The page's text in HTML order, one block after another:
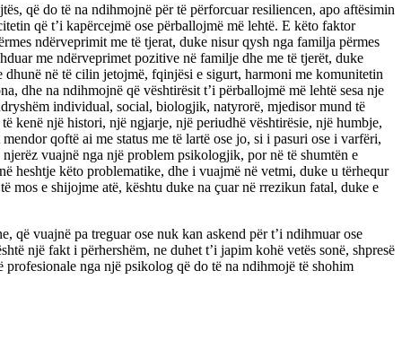
që do të na ndihmojnë për të përforcuar resiliencen, apo aftësimin
që t’i kapërcejmë ose përballojmë më lehtë. E këto faktor
ndërveprimit me të tjerat, duke nisur qysh nga familja përmes
me ndërveprimet pozitive në familje dhe me të tjerët, duke
në të cilin jetojmë, fqinjësi e sigurt, harmoni me komunitetin
dhe na ndihmojnë që vështirësit t’i përballojmë më lehtë sesa nje
individual, social, biologjik, natyrorë, mjedisor mund të
kenë një histori, një ngjarje, një periudhë vështirësie, një humbje,
qoftë ai me status me të lartë ose jo, si i pasuri ose i varfëri,
vuajnë nga një problem psikologjik, por në të shumtën e
heshtje këto problematike, dhe i vuajmë në vetmi, duke u tërhequr
mos e shijojme atë, kështu duke na çuar në rrezikun fatal, duke e
që vuajnë pa treguar ose nuk kan askend për t’i ndihmuar ose
një fakt i përhershëm, ne duhet t’i japim kohë vetës sonë, shpresë
profesionale nga një psikolog që do të na ndihmojë të shohim